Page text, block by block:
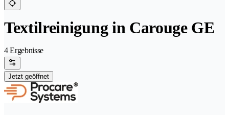
Textilreinigung in Carouge GE
4 Ergebnisse
Jetzt geöffnet